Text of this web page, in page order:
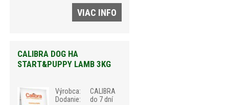
VIAC INFO
CALIBRA DOG HA
START&PUPPY LAMB 3KG
Výrobca:
CALIBRA
Dodanie:
do 7 dní